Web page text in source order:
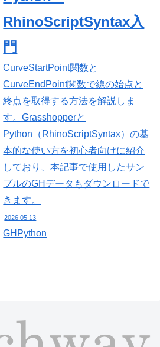
RhinoScriptSyntax入
門
CurveStartPoint関数と
CurveEndPoint関数で線の始点と
終点を取得する方法を解説しま
す。Grasshopperと
Python（RhinoScriptSyntax）の基
本的な使い方を初心者向けに紹介
しており、本記事で使用したサン
プルのGHデータもダウンロードで
きます。
2026.05.13
GHPython